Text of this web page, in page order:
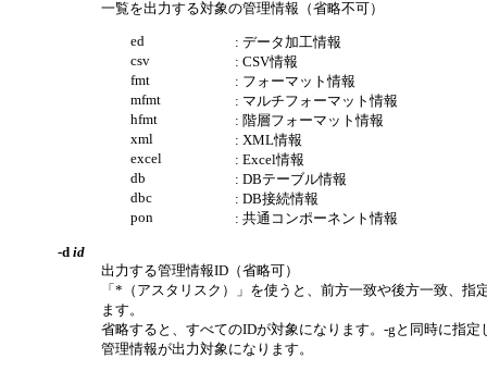
一覧を出力する対象の管理情報（省略不可）
ed
: データ加工情報
csv
: CSV情報
fmt
: フォーマット情報
mfmt
: マルチフォーマット情報
hfmt
: 階層フォーマット情報
xml
: XML情報
excel
: Excel情報
db
: DBテーブル情報
dbc
: DB接続情報
pon
: 共通コンポーネント情報
-did
出力する管理情報ID（省略可）
「*（アスタリスク）」を使うと、前方一致や後方一致、指
ます。
省略すると、すべてのIDが対象になります。-gと同時に指
管理情報が出力対象になります。